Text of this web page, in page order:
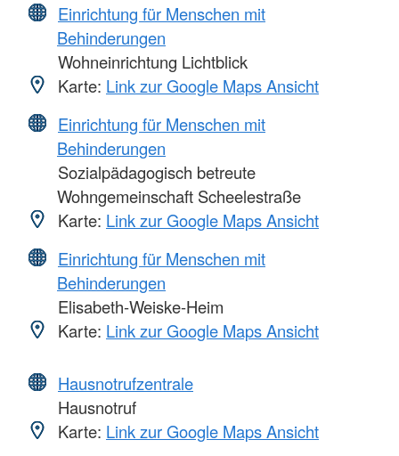
Einrichtung für Menschen mit
Behinderungen
Wohneinrichtung Lichtblick
Karte: Link zur Google Maps Ansicht
Einrichtung für Menschen mit
Behinderungen
Sozialpädagogisch betreute
Wohngemeinschaft Scheelestraße
Karte: Link zur Google Maps Ansicht
Einrichtung für Menschen mit
Behinderungen
Elisabeth-Weiske-Heim
Karte: Link zur Google Maps Ansicht
Hausnotrufzentrale
Hausnotruf
Karte: Link zur Google Maps Ansicht